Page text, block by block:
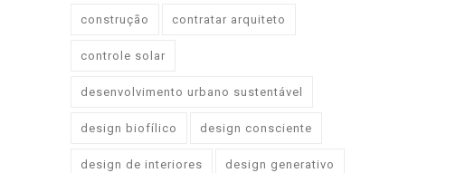
construção contratar arquiteto
controle solar
desenvolvimento urbano sustentável
design biofílico design consciente
design de interiores design generativo